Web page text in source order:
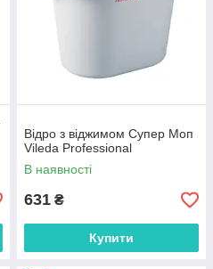
Відро з віджимом Супер Моп
Vileda Professional
В наявності
631 ₴
Купити